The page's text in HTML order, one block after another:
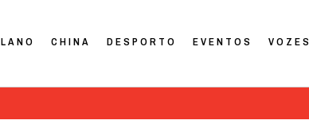
CHINA DESPORTO EVENTOS VOZES